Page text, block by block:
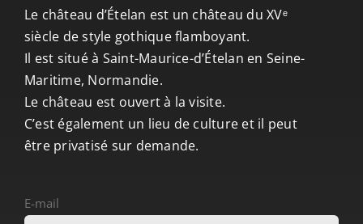
Le château d’Ételan est un château du XVᵉ
siècle de style gothique flamboyant.
Il est situé à Saint-Maurice-d’Ételan en Seine-
Maritime, Normandie.
Le château est ouvert à la visite.
C’est également un lieu de culture et il peut
être privatisé sur demande.
E-mail